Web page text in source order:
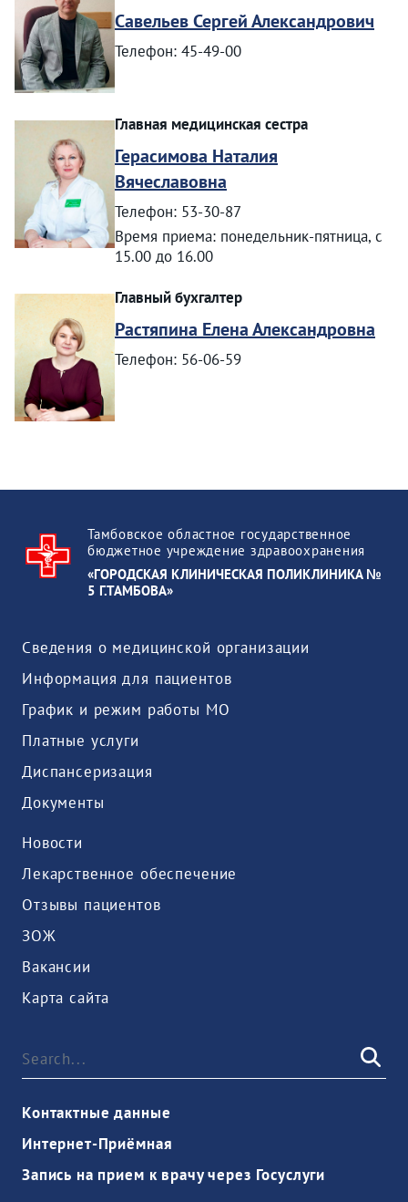
Савельев Сергей Александрович
Телефон: 45-49-00
Главная медицинская сестра
Герасимова Наталия
Вячеславовна
Телефон: 53-30-87
Время приема: понедельник-пятница, с
15.00 до 16.00
Главный бухгалтер
Растяпина Елена Александровна
Телефон: 56-06-59
Тамбовское областное государственное
бюджетное учреждение здравоохранения
«ГОРОДСКАЯ КЛИНИЧЕСКАЯ ПОЛИКЛИНИКА №
5 Г.ТАМБОВА»
Сведения о медицинской организации
Информация для пациентов
График и режим работы МО
Платные услуги
Диспансеризация
Документы
Новости
Лекарственное обеспечение
Отзывы пациентов
ЗОЖ
Вакансии
Карта сайта
Контактные данные
Интернет-Приёмная
Запись на прием к врачу через Госуслуги